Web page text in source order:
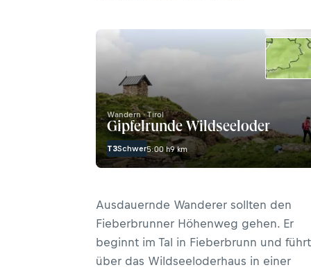
Wandern · Tirol
Gipfelrunde Wildseeloder
T3Schwer5:00 h9 km
Ausdauernde Wanderer sollten den
Fieberbrunner Höhenweg gehen. Er
beginnt im Tal in Fieberbrunn und führt
über das Wildseeloderhaus in einer